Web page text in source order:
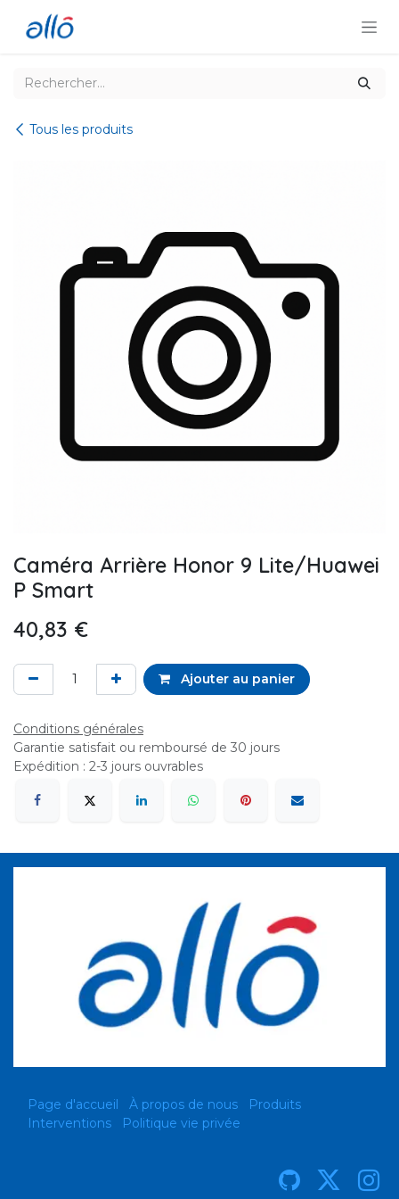
Tous les produits
Caméra Arrière Honor 9 Lite/Huawei
P Smart
40,83 €
Ajouter au panier
Conditions générales
Garantie satisfait ou remboursé de 30 jours
Expédition : 2-3 jours ouvrables
Page d'accueil À propos de nous
Produits
Interventions
Politique vie privée